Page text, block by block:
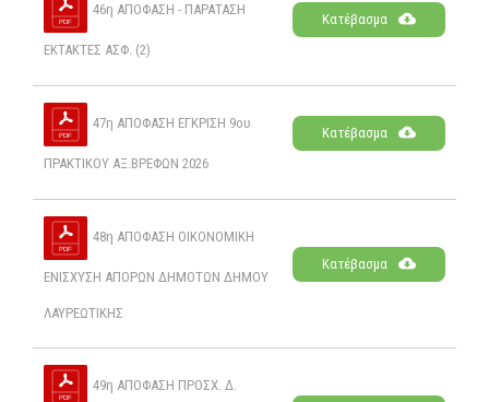
46η ΑΠΟΦΑΣΗ - ΠΑΡΑΤΑΣΗ
ΕΚΤΑΚΤΕΣ ΑΣΦ. (2)
Κατέβασμα
47η ΑΠΟΦΑΣΗ ΕΓΚΡΙΣΗ 9ου
ΠΡΑΚΤΙΚΟΥ ΑΞ.ΒΡΕΦΩΝ 2026
Κατέβασμα
48η ΑΠΟΦΑΣΗ ΟΙΚΟΝΟΜΙΚΗ
ΕΝΙΣΧΥΣΗ ΑΠΟΡΩΝ ΔΗΜΟΤΩΝ ΔΗΜΟΥ
ΛΑΥΡΕΩΤΙΚΗΣ
Κατέβασμα
49η ΑΠΟΦΑΣΗ ΠΡΟΣΧ. Δ.